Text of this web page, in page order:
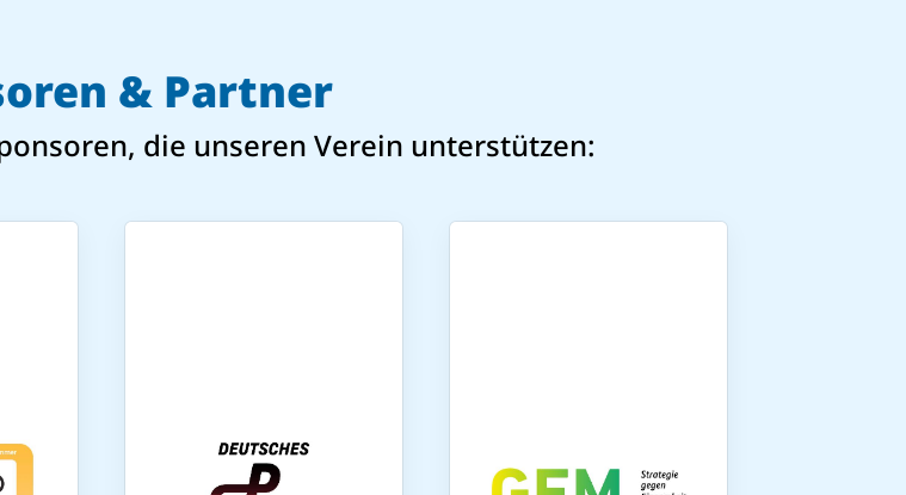
& Partner
die unseren Verein unterstützen: